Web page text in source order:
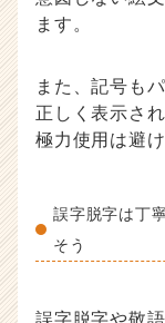
ます。
また、記号も
正しく表示さ
極力使用は避
誤字脱字は丁
そう
誤字脱字や敬